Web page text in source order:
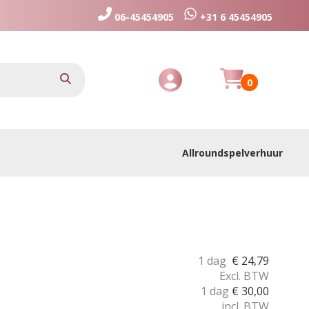
06-45454905 +31 6 45454905
zoeken
Toggle Account dropdown
Huurmandje
0
Allroundspelverhuur
1 dag € 24,79
Excl. BTW
1 dag € 30,00